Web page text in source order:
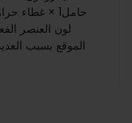
حامل1 ×
لون العنصر
الموقع بسبب